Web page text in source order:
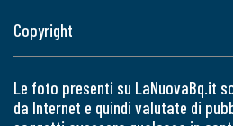
Copyright
Le foto presenti su LaNuovaBq.it
da Internet e quindi valutate di